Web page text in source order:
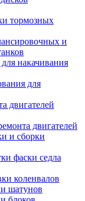
тормозных
и
накачивания
для
двигателей
двигателей
и сборки
фаски седла
коленвалов
шатунов